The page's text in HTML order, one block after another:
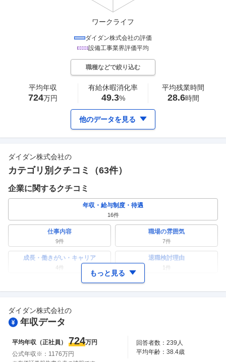
ワークライフ
ダイダン株式会社の評価
設備工事業界評価平均
職種などで絞り込む
平均年収
724万円
有給休暇消化率
49.3%
平均残業時間
28.6時間
他のデータを見る
ダイダン株式会社の
カテゴリ別クチコミ（63件）
企業に関するクチコミ
年収・給与制度・待遇
16件
仕事内容
9件
職場の雰囲気
7件
成長・働きがい・キャリア
4件
退職検討理由
1 件
ワークライフバランス 女性の活躍・働きやすさ
副業
0件
人事・評価制度
3件 0件
もっと見る
ダイダン株式会社の
年収データ
平均年収（正社員） 724万円
公式年収※： 1176万円
回答者数：239 人
平均年齢：38.4歳